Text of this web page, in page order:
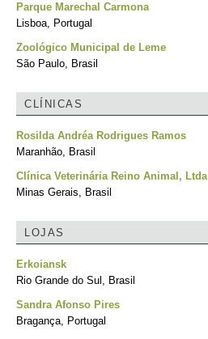
Parque Marechal Carmona
Lisboa, Portugal
Zoológico Municipal de Leme
São Paulo, Brasil
CLÍNICAS
Rosilda Andréa Rodrigues Ramos
Maranhão, Brasil
Clínica Veterinária Reino Animal, Ltda
Minas Gerais, Brasil
LOJAS
Erkoiansk
Rio Grande do Sul, Brasil
Sandra Afonso Pires
Bragança, Portugal